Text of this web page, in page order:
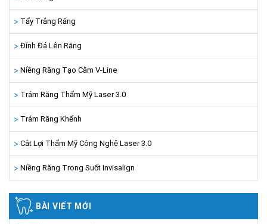
Tẩy Trắng Răng
Đính Đá Lên Răng
Niềng Răng Tạo Cằm V-Line
Trám Răng Thẩm Mỹ Laser 3.0
Trám Răng Khểnh
Cắt Lợi Thẩm Mỹ Công Nghệ Laser 3.0
Niềng Răng Trong Suốt Invisalign
BÀI VIẾT MỚI